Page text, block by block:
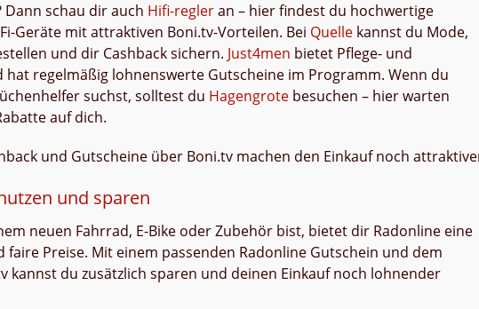
schau dir auch Hifi-regleran – hier findest du hochwertige
Geräte mit attraktiven Boni.tv-Vorteilen. Bei Quelle kannst du Mode,
und dir Cashback sichern. Just4men bietet Pflege- und
regelmäßig lohnenswerte Gutscheine im Programm. Wenn du
suchst, solltest du Hagengrote besuchen – hier warten
auf dich.
und Gutscheine über Boni.tv machen den Einkauf noch
und sparen
neuen Fahrrad, E-Bike oder Zubehör bist, bietet dir Radonline eine
faire Preise. Mit einem passenden Radonline Gutschein und dem
kannst du zusätzlich sparen und deinen Einkauf noch lohnender